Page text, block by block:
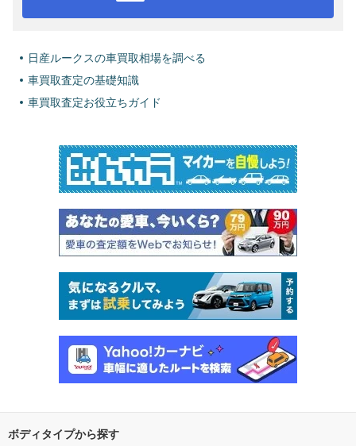
日産ルークスの車買取相場を調べる
車買取査定の基礎知識
車買取査定お役立ちガイド
ボディタイプから探す